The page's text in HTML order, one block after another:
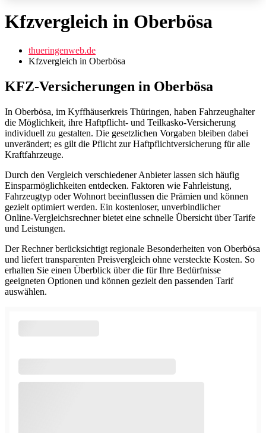
Kfzvergleich in Oberbösa
thueringenweb.de
Kfzvergleich in Oberbösa
KFZ-Versicherungen in Oberbösa
In Oberbösa, im Kyffhäuserkreis Thüringen, haben Fahrzeughalter
die Möglichkeit, ihre Haftpflicht- und Teilkasko‑Versicherung
individuell zu gestalten. Die gesetzlichen Vorgaben bleiben dabei
unverändert; es gilt die Pflicht zur Haftpflichtversicherung für alle
Kraftfahrzeuge.
Durch den Vergleich verschiedener Anbieter lassen sich häufig
Einsparmöglichkeiten entdecken. Faktoren wie Fahrleistung,
Fahrzeugtyp oder Wohnort beeinflussen die Prämien und können
gezielt optimiert werden. Ein kostenloser, unverbindlicher
Online‑Vergleichsrechner bietet eine schnelle Übersicht über Tarife
und Leistungen.
Der Rechner berücksichtigt regionale Besonderheiten von Oberbösa
und liefert transparenten Preisvergleich ohne versteckte Kosten. So
erhalten Sie einen Überblick über die für Ihre Bedürfnisse
geeigneten Optionen und können gezielt den passenden Tarif
auswählen.